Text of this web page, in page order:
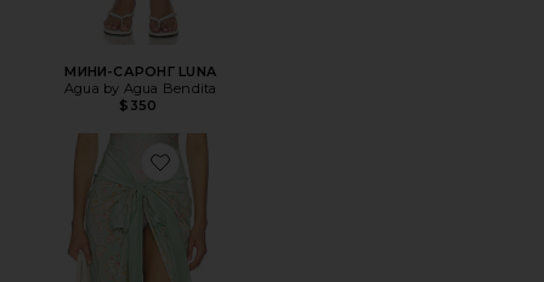
МИНИ-САРОНГ LUNA
Agua by Agua Bendita
$350
Favorite ПАРЕО LAVANDA